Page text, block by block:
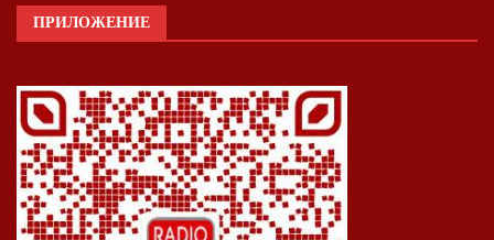
ПРИЛОЖЕНИЕ